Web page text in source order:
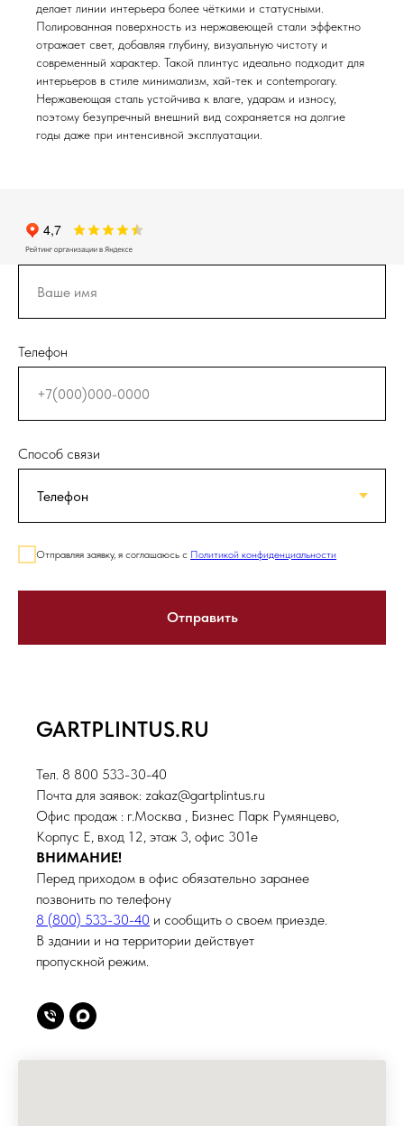
делает линии интерьера более чёткими и статусными.
Полированная поверхность из нержавеющей стали эффектно
отражает свет, добавляя глубину, визуальную чистоту и
современный характер. Такой плинтус идеально подходит для
интерьеров в стиле минимализм, хай-тек и contemporary.
Нержавеющая сталь устойчива к влаге, ударам и износу,
поэтому безупречный внешний вид сохраняется на долгие
годы даже при интенсивной эксплуатации.
Телефон
Способ связи
Отправляя заявку, я соглашаюсь с Политикой конфиденциальности
Отправить
GARTPLINTUS.RU
Тел. 8 800 533-30-40
Почта для заявок: zakaz@gartplintus.ru
Офис продаж : г.Москва , Бизнес Парк Румянцево,
Корпус Е, вход 12, этаж 3, офис 301е
ВНИМАНИЕ!
Перед приходом в офис обязательно заранее
позвонить по телефону
8 (800) 533-30-40 и сообщить о своем приезде.
В здании и на территории действует
пропускной режим.